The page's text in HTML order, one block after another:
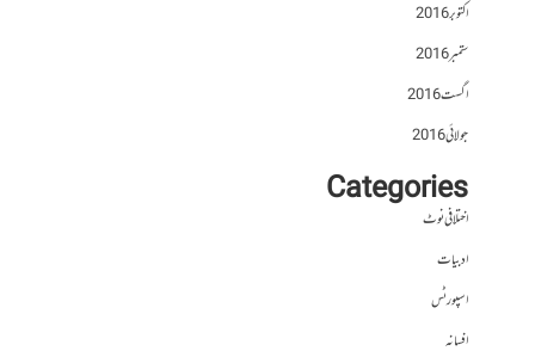
اکتوبر 2016
ستمبر 2016
اگست 2016
جولائی 2016
Categories
اختلافی نوٹ
ادبیات
اسپورٹس
افسانہ